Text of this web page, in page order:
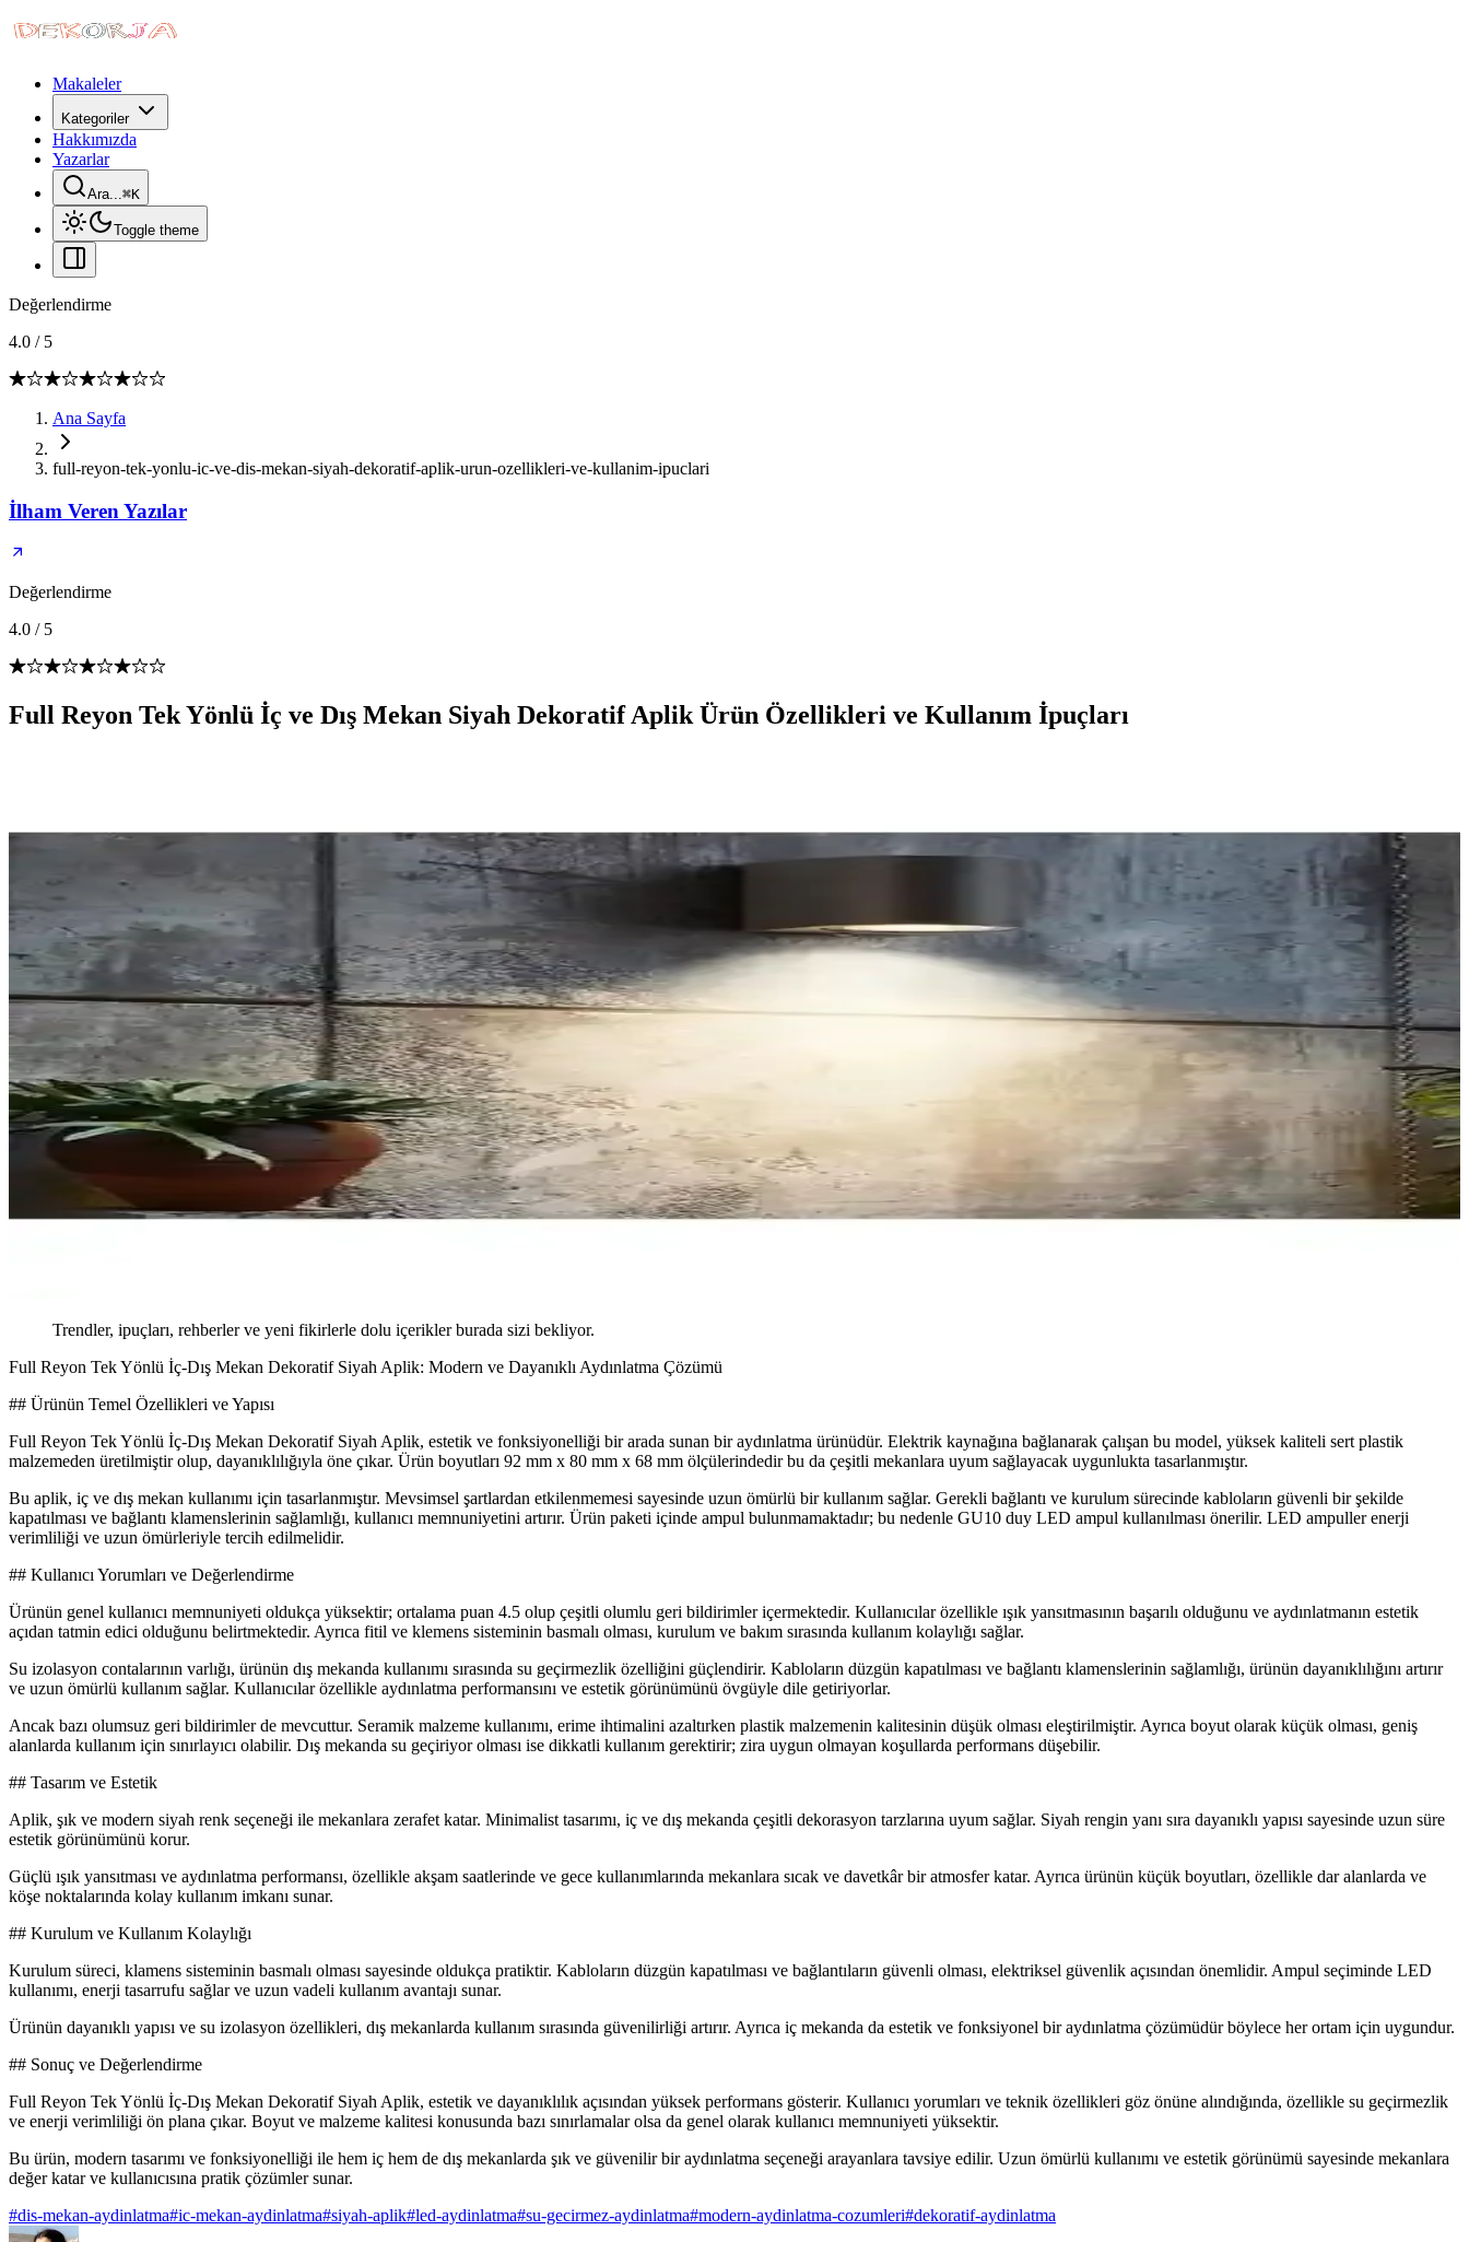
Makaleler
Kategoriler
Hakkımızda
Yazarlar
Ara...⌘K
Toggle theme
Değerlendirme
4.0 / 5
Ana Sayfa
full-reyon-tek-yonlu-ic-ve-dis-mekan-siyah-dekoratif-aplik-urun-ozellikleri-ve-kullanim-ipuclari
İlham Veren Yazılar
Değerlendirme
4.0 / 5
Full Reyon Tek Yönlü İç ve Dış Mekan Siyah Dekoratif Aplik Ürün Özellikleri ve Kullanım İpuçları
Trendler, ipuçları, rehberler ve yeni fikirlerle dolu içerikler burada sizi bekliyor.
Full Reyon Tek Yönlü İç-Dış Mekan Dekoratif Siyah Aplik: Modern ve Dayanıklı Aydınlatma Çözümü
## Ürünün Temel Özellikleri ve Yapısı
Full Reyon Tek Yönlü İç-Dış Mekan Dekoratif Siyah Aplik, estetik ve fonksiyonelliği bir arada sunan bir aydınlatma ürünüdür. Elektrik kaynağına bağlanarak çalışan bu model, yüksek kaliteli sert plastik
malzemeden üretilmiştir olup, dayanıklılığıyla öne çıkar. Ürün boyutları 92 mm x 80 mm x 68 mm ölçülerindedir bu da çeşitli mekanlara uyum sağlayacak uygunlukta tasarlanmıştır.
Bu aplik, iç ve dış mekan kullanımı için tasarlanmıştır. Mevsimsel şartlardan etkilenmemesi sayesinde uzun ömürlü bir kullanım sağlar. Gerekli bağlantı ve kurulum sürecinde kabloların güvenli bir şekilde
kapatılması ve bağlantı klamenslerinin sağlamlığı, kullanıcı memnuniyetini artırır. Ürün paketi içinde ampul bulunmamaktadır; bu nedenle GU10 duy LED ampul kullanılması önerilir. LED ampuller enerji
verimliliği ve uzun ömürleriyle tercih edilmelidir.
## Kullanıcı Yorumları ve Değerlendirme
Ürünün genel kullanıcı memnuniyeti oldukça yüksektir; ortalama puan 4.5 olup çeşitli olumlu geri bildirimler içermektedir. Kullanıcılar özellikle ışık yansıtmasının başarılı olduğunu ve aydınlatmanın estetik
açıdan tatmin edici olduğunu belirtmektedir. Ayrıca fitil ve klemens sisteminin basmalı olması, kurulum ve bakım sırasında kullanım kolaylığı sağlar.
Su izolasyon contalarının varlığı, ürünün dış mekanda kullanımı sırasında su geçirmezlik özelliğini güçlendirir. Kabloların düzgün kapatılması ve bağlantı klamenslerinin sağlamlığı, ürünün dayanıklılığını artırır
ve uzun ömürlü kullanım sağlar. Kullanıcılar özellikle aydınlatma performansını ve estetik görünümünü övgüyle dile getiriyorlar.
Ancak bazı olumsuz geri bildirimler de mevcuttur. Seramik malzeme kullanımı, erime ihtimalini azaltırken plastik malzemenin kalitesinin düşük olması eleştirilmiştir. Ayrıca boyut olarak küçük olması, geniş
alanlarda kullanım için sınırlayıcı olabilir. Dış mekanda su geçiriyor olması ise dikkatli kullanım gerektirir; zira uygun olmayan koşullarda performans düşebilir.
## Tasarım ve Estetik
Aplik, şık ve modern siyah renk seçeneği ile mekanlara zerafet katar. Minimalist tasarımı, iç ve dış mekanda çeşitli dekorasyon tarzlarına uyum sağlar. Siyah rengin yanı sıra dayanıklı yapısı sayesinde uzun süre
estetik görünümünü korur.
Güçlü ışık yansıtması ve aydınlatma performansı, özellikle akşam saatlerinde ve gece kullanımlarında mekanlara sıcak ve davetkâr bir atmosfer katar. Ayrıca ürünün küçük boyutları, özellikle dar alanlarda ve
köşe noktalarında kolay kullanım imkanı sunar.
## Kurulum ve Kullanım Kolaylığı
Kurulum süreci, klamens sisteminin basmalı olması sayesinde oldukça pratiktir. Kabloların düzgün kapatılması ve bağlantıların güvenli olması, elektriksel güvenlik açısından önemlidir. Ampul seçiminde LED
kullanımı, enerji tasarrufu sağlar ve uzun vadeli kullanım avantajı sunar.
Ürünün dayanıklı yapısı ve su izolasyon özellikleri, dış mekanlarda kullanım sırasında güvenilirliği artırır. Ayrıca iç mekanda da estetik ve fonksiyonel bir aydınlatma çözümüdür böylece her ortam için uygundur.
## Sonuç ve Değerlendirme
Full Reyon Tek Yönlü İç-Dış Mekan Dekoratif Siyah Aplik, estetik ve dayanıklılık açısından yüksek performans gösterir. Kullanıcı yorumları ve teknik özellikleri göz önüne alındığında, özellikle su geçirmezlik
ve enerji verimliliği ön plana çıkar. Boyut ve malzeme kalitesi konusunda bazı sınırlamalar olsa da genel olarak kullanıcı memnuniyeti yüksektir.
Bu ürün, modern tasarımı ve fonksiyonelliği ile hem iç hem de dış mekanlarda şık ve güvenilir bir aydınlatma seçeneği arayanlara tavsiye edilir. Uzun ömürlü kullanımı ve estetik görünümü sayesinde mekanlara
değer katar ve kullanıcısına pratik çözümler sunar.
#dis-mekan-aydinlatma#ic-mekan-aydinlatma#siyah-aplik#led-aydinlatma#su-gecirmez-aydinlatma#modern-aydinlatma-cozumleri#dekoratif-aydinlatma